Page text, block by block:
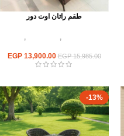
طقم راتان اوت دور
أثاث اوت دور, أطقم راتان,
EGP15,985.00
EGP13,900.00
-13%